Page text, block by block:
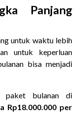
Panjang
untuk waktu lebih
untuk keperluan
bisa menjadi
paket bulanan di
Rp18.000.000 per